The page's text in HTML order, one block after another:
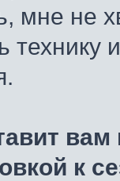
мне не
технику
к